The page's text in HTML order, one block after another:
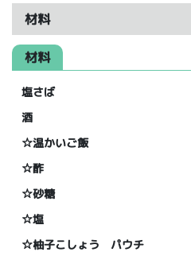
材料
材料
塩さば
酒
☆温かいご飯
☆酢
☆砂糖
☆塩
☆柚子こしょう パウチ